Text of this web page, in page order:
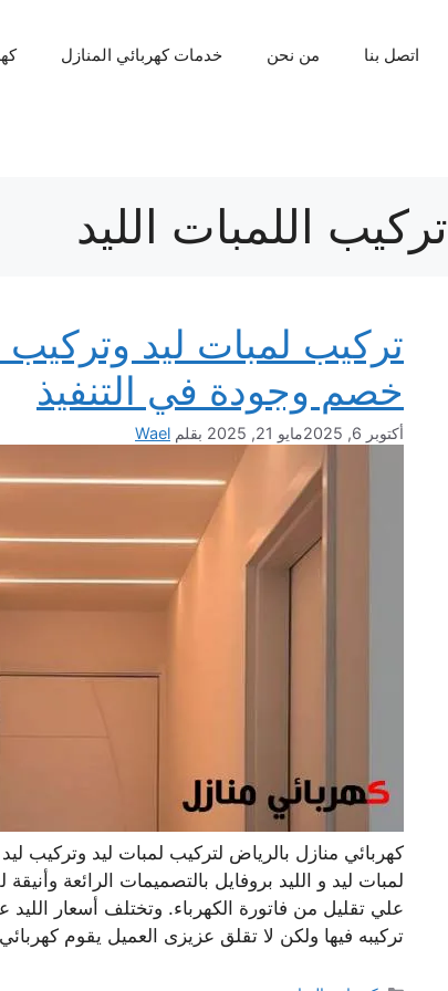
اتصل بنا من نحن خدمات كهربائي المنازل
تركيب اللمبات الليد
خصم وجودة في التنفيذ
أكتوبر 6, 2025 مايو 21, 2025 بقلم Wael
كهربائي منازل بالرياض لتركيب لمبات ليد وتركيب
لمبات ليد و الليد بروفايل بالتصميمات الرائعة
علي تقليل من فاتورة الكهرباء. وتختلف أسعار
تركيبه فيها ولكن لا تقلق عزيزى العميل يقوم